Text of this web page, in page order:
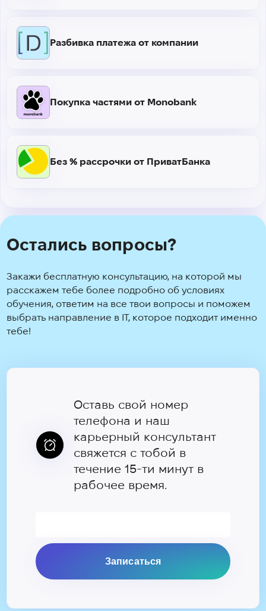
Разбивка платежа от компании
Покупка частями от Monobank
Без % рассрочки от ПриватБанка
Остались вопросы?
Закажи бесплатную консультацию, на которой мы
расскажем тебе более подробно об условиях
обучения, ответим на все твои вопросы и поможем
выбрать направление в IT, которое подходит именно
тебе!
Оставь свой номер
телефона и наш
карьерный консультант
свяжется с тобой в
течение 15-ти минут в
рабочее время.